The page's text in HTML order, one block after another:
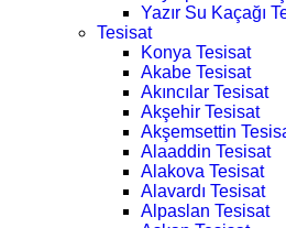
Yazır Su Kaçağı
Tesisat
Konya Tesisat
Akabe Tesisat
Akıncılar Tesisat
Akşehir Tesisat
Akşemsettin
Alaaddin Tesisat
Alakova Tesisat
Alavardı Tesisat
Alpaslan Tesisat